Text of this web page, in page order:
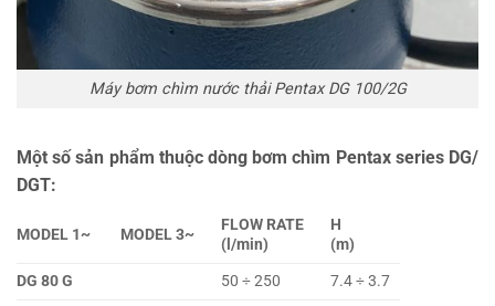
Máy bơm chìm nước thải Pentax DG 100/2G
Một số sản phẩm thuộc dòng bơm chìm Pentax series DG/
DGT:
MODEL 1~ MODEL 3~
FLOW RATE
(l/min)
H
(m)
DG 80 G
50 ÷ 250
7.4 ÷ 3.7